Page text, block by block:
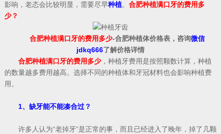
影响，老态会比较明显，需要尽早种植。 合肥种植满口牙的费用多
少？
合肥种植满口牙的费用多少-合肥种植体价格表，咨询微信
jdkq666了解价格详情
合肥种植满口牙的费用多少，种植牙费用是按照颗数计算，种植
的数量越多费用越高。选择不同的种植体和牙冠材料也会影响种植费
用。
1、缺牙能不能凑合过？
许多人认为“老掉牙”是正常的事，而且已经进入了晚年，掉了几颗